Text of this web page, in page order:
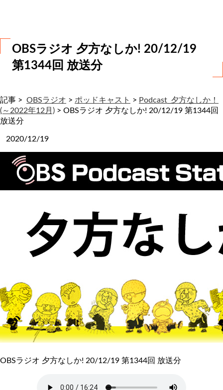
OBSラジオ 夕方なしか! 20/12/19
第1344回 放送分
記事 > OBSラジオ > ポッドキャスト > Podcast_夕方なしか！
(～2022年12月) > OBSラジオ 夕方なしか! 20/12/19 第1344回
放送分
2020/12/19
OBSラジオ 夕方なしか! 20/12/19 第1344回 放送分